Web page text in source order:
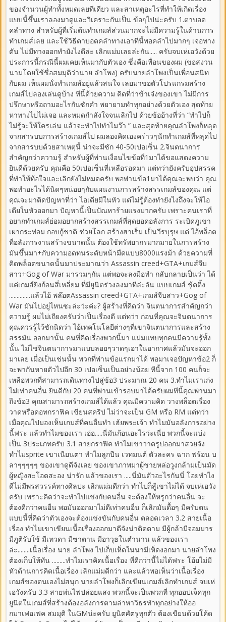
ของจำนวนผู้ทำทั้งหมดเลยทีเดียว และสาเหตุอะไรที่ทำให้เกิดเรื่อง
แบบนี้ขึ้นเราลองมาดูและวิเคราะกันเป็น ข้อๆไปน่ะครับ 1.ตาบอด
คลำทาง สำหรับผู้ที่เริ่มต้นทำเกมส์ส่วนมากจะไม่มีความรู้ในด้านการ
ทำเกมส์เลย และใช้วิธีตาบอดคลำทางเอาทีนี้พอคลำไปมากๆ เจอทาง
ตัน ไม่มีทางออกทำยังไงดีล่ะ เลิกแม่มเลยล่ะกัน..... ครับจบเห่เอวังด้วย
ประการนี้กรณีนี้ผมเคยเห็นมากับตัวเอง ซึ่งคือเพื่อนของผม (ขอสงวน
นามโดยใช้ชื่อสมมุติว่านาย ลำโพง) ครับนายลำโพงเป็นเพื่อนสนิท
กับผม เห็นผมนั่งทำเกมส์อยู่แล้วสนใจ เลยมาขอตัวโปรแกรมสร้าง
เกมส์ไปลองเล่นดูบ้าง ทีนี้ด้วยความ คิดที่ว่าข้าเจ๋งของเขา ไม่มีการ
ปรึกษาหรือถามอะไรกันซักคำ พยายามทำทุกอย่างด้วยตัวเอง สุดท้าย
หาทางไปไม่เจอ และหมดกำลังใจจนเลิกไป ด้วยข้ออ้างที่ว่า “ทำไปก็
ไม่รู้จะให้ใครเล่น แล้วจะทำไปทำไมว๊า ” และสุดท้ายคุณลำโพงก็หลุด
จากสารบบการสร้างเกมส์ไป ผมลองคิดเองคร่าวๆนักทำเกมส์ที่หลุดไป
จากสารบบด้วยสาเหตุนี้ น่าจะมีซัก 40-50เปอเซ็น 2.จินตนาการ
สำคัญกว่าความรู้ สำหรับผู้ที่พ่านเงื่อนไขข้อที่1มาได้ขอแสดงความ
ยินดีด้วยครับ คุณคือ 50เปอเซ็นที่เหลือรอดมา แต่ทว่ายังครับอุปสรรค
ที่ทำให้ท้อใจและเลิกยังไม่หมดครับ พอพ่านข้อ1มาได้คุณจะพบว่า คุณ
พอทำอะไรได้นิดๆหน่อยๆกับแผนงานการสร้างสรรเกมส์ของคุณ แต่
คุณจะมาติดปัญหาที่ว่า ไอเดียมีในหัว แต่ไม่รู้ต้องทำยังไงถึงจะให้ไอ
เดียในหัวออกมา ปัญหานี้เป็นปัณหาร้ายแรงมากครับ เพราะคนเราที่
อยากทำเกมส์ย่อมอยากสร้างสรรเกมส์ที่สุดยอดอลังการ ระเบิดภูเขา
เผากระท่อม กอบกู้ชาติ ช่วยโลก สร้างฮาเร็ม เป็นวีรบุรุษ แต่ ไอ้พล็อต
ที่อลังการงานสร้างขนาดนั้น ต้องใช้ทรัพยากรมากมายในการสร้าง
มันขึ้นมา+กับความอดทนระดับหน้ามืดแบบ8000แรงม้า ด้วยความที่
คิดพล็อตขนาดนั้นมาประมาณว่า Assassin creed+GTA+เกมส์จีบ
สาว+Gog of War มารวมๆกัน แต่พอจะลงมือทำ กลับกลายเป็นว่า ได้
แค่เกมส์ยิงก้อนสี่เหลี่ยม ที่มียูนิตร่วงลงมาทีล่ะอัน แบบเกมส์ ชู้ตติ้ง
..............แล้วไอ้ พล๊อตAssassin creed+GTA+เกมส์จีบสาว+Gog of
War มันไปอยู่ไหนซะล่ะว่ะค่ะ? ผู้สร้างที่คิดว่า จินตนาการสำคัญกว่า
ความรู้ ผมไม่เถียงครับว่าเป็นเรื่องดี แต่ทว่า ก่อนที่คุณจะจินตนาการ
คุณควรรู้ไว้ซักนิดว่า ไอ้เทคโนโลยีต่างๆที่เขาจินตนาการและสร้าง
สรรมัน ออกมานั้น คนที่คิดเรื่องพวกนี้มา แม่มแทบทุกคนมีความรู้ทั้ง
นั้น ไม่ไช่จินตนาการมาแบบลอยๆวาดๆเอาในอากาศแล้วมันจะออก
มาเลย เมื่อเป็นเช่นนั้น พวกที่พ่านข้อแรกมาได้ พอมาเจอปัญหาข้อ2 ก็
จะพากันหายตัวไปอีก 30 เปอเซ็นเป็นอย่างน้อย ทีนี้จาก 100 คนก็จะ
เหลือพวกที่สามารถเดินทางไปสู่ข้อ3 ประมาณ 20 คน 3.ทำไมเราเก่ง
ไม่เท่าคนอื่น ยินดีกับ 20 คนที่พ่านเข้ารอบมาได้ครับผมทีนี้คุณพ่านมา
ถึงข้อ3 คุณสามารถสร้างเกมส์ได้แล้ว คุณมีความคิด วางพล็อตเรื่อง
วาดหรือดอทกราฟิค เขียนสคริป ไม่ว่าจะเป็น GM หรือ RM แต่ทว่า
เมื่อคุณไปมองเห็นเกมส์ที่คนอื่นทำ เฮ้ยพระเจ้า ทำไมมันอลังการอย่าง
นี้ฟระ แล้วทำไมของเรา เอ่อ.....นี่มันก้อนอะไรว่ะเนี่ย พวกนี้จะแบ่ง
เป็น 3ประเภทครับ 3.1 สายกราฟิค ทำไมเขาวาดรูปออกมาสวยจัง
ทำไมsprite เขาเนียนตา ทำไมลูกปืน เวทมนต์ ตัวละคร ฉาก ฟร้อน บ
ลาๆๆๆๆๆ ของเขาดูดีจังเลย ของเขาภาพมาผู้ชายหล่อวูงกล้ามเป็นมัด
ผู้หญิงสะโอดสะอง น่ารัก แล้วของเรา .....นี่มันตัวอะไรกันนี่ โอยทำไง
ดีไม่มีพรสวรรค์ทางศิลปะ เลิกแม่มดีกว่า ทำไปก็สู้เขาไม่ได้ จบเห่เอวัง
ครับ เพราะคิดว่าจะทำไปแข่งกับคนอื่น จะต้องให้หรูกว่าคนอื่น จะ
ต้องดีกว่าคนอื่น พอมันออกมาไม่ดีเท่าคนอื่น ก็เลิกมันดื้อๆ มีครับตน
แบบนี้ที่คิดว่าตัวเองจะต้องแข่งขันกับคนอื่น ตลอดเวลา 3.2 สายเนื้อ
เรื่อง ทำไมเขาเขียนเนื้อเรื่องออกมาดีจังน่าติดตาม มีผู้กล้ามีจอมมาร
มีภูติรับใช้ มีเทวดา มีซาตาน มีอาวุธในตำนาน แล้วของเรา
ล่ะ........เนื้อเรื่อง นาย ลำโพง ไปเก็บเห็ดในนามีเห็ดงอกมา นายลำโพง
ต้องเก็บให้ทัน .........ทำไมเราคิดเนื้อเรื่อง ที่ดีกว่านี้ไม่ได้ฟระ โอ้ยไม่มี
หัวด้านการคิดเนื้อเรื่อง เลิกแม่มดีกว่า และแล้วพอเห็นว่าเนื้อเรื่อง
เกมส์ของตนเองไม่สนุก นายลำโพงก็เลิกเขียนเกมส์เลิกทำเกมส์ จบเห่
เอวังครับ 3.3 สายพ่นไฟปล่อยแสง พวกนี้จะเป็นพวกที่ ทุกออปเจ็คทุก
ยูนิตในเกมส์ที่สร้างต้องอลังการตามล่าหาวิธรทำทุกอย่างให้ออ
กมาเฟอเฟค สมมุติ ในGMน่ะครับ ยูนิตศัตรูทุกตัว ต้องเขียนด้วยโค้ด